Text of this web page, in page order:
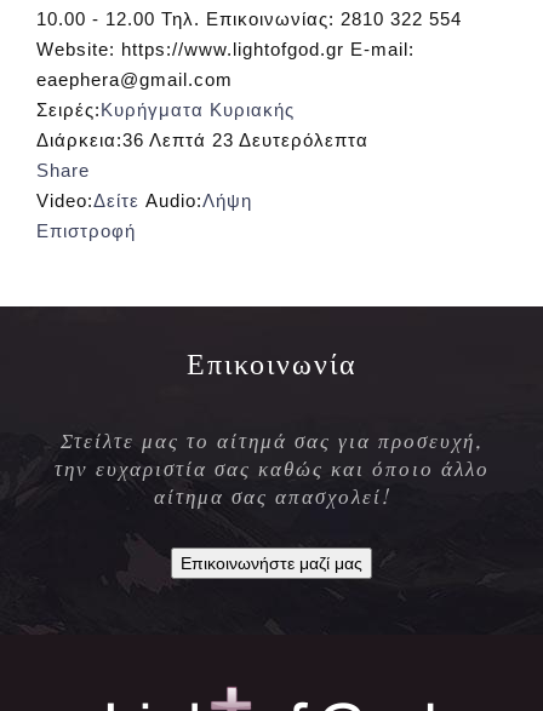
10.00 - 12.00 Τηλ. Επικοινωνίας: 2810 322 554
Website: https://www.lightofgod.gr E-mail:
eaephera@gmail.com
Σειρές:Κυρήγματα Κυριακής
Διάρκεια:36 Λεπτά 23 Δευτερόλεπτα
Share
Video:Δείτε Audio:Λήψη
Επιστροφή
Επικοινωνία
Στείλτε μας το αίτημά σας για προσευχή,
την ευχαριστία σας καθώς και όποιο άλλο
αίτημα σας απασχολεί!
Επικοινωνήστε μαζί μας